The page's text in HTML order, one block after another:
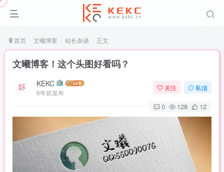
首页 文曦博客 站长杂谈 正文
文曦博客！这个头图好看吗？
KEKC
6年前发布
关注 私信
0 128 12